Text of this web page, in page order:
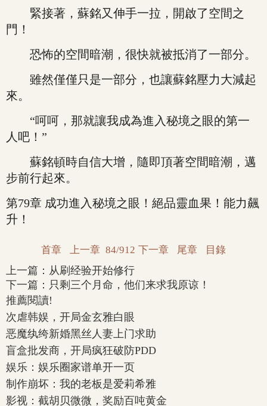
緊接著，蘇銘又伸手一拉，開啟了空間之
門！
恐怖的空間暗潮，很快就被抵消了一部分。
雖然僅僅只是一部分，也讓蘇銘壓力大減起
來。
“呵呵，那就讓我成為進入秘境之眼的第一
人吧！”
蘇銘頓時自信大增，隨即頂著空間暗潮，邁
步前行起來。
第79章 成功進入秘境之眼！絕品靈血果！能力飆
升！
首章 上一章 84/912 下一章 尾章 目錄
上一篇： 从刷经验开始修行
下一篇： 只剩三个月命，他们来求我原谅！
推薦閱讀!
次虐韩娱，开局金玄雅白眼
恶魔纨绔新婚黑丝人妻上门求助
盲盒批发商，开局疯狂破防PDD
娱乐：娱乐圈家谱单开一页
制作崩坏：我的老板是爱莉希雅
影视：截胡贝微微，奖励百吨黄金